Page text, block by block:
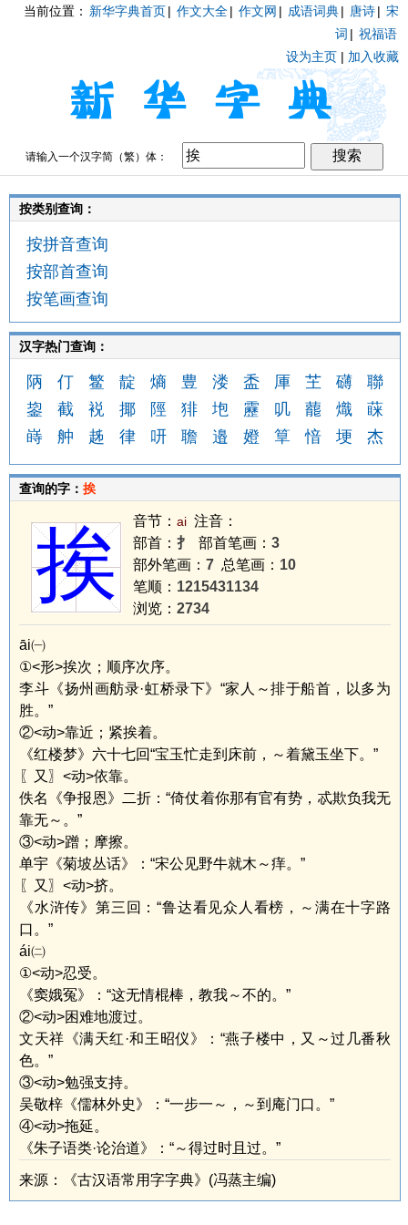
当前位置： 新华字典首页| 作文大全| 作文网 | 成语词典| 唐诗| 宋
词 | 祝福语
设为主页 | 加入收藏
请输入一个汉字简（繁）体：
按类别查询：
按拼音查询
按部首查询
按笔画查询
汉字热门查询：
陃 仃 鳘 靛 熵 豊 溇 盉 厙 芏 礴
聯
鋆
截 裞 揶 陘 猅 垉 靂 叽 藣 熾
蔝
嵵
舯 趀 律 咞 聸 邉 嬁 筸 愔 埂 杰
查询的字： 挨
挨 音节： ai 注音：
部首： 扌 部首笔画： 3
部外笔画： 7 总笔画： 10
笔顺： 1215431134
浏览： 2734
āi㈠
①<形>挨次；顺序次序。
李斗《扬州画舫录·虹桥录下》“家人～排于船首，以多为
胜。”
②<动>靠近；紧挨着。
《红楼梦》六十七回“宝玉忙走到床前，～着黛玉坐下。”
〖又〗<动>依靠。
佚名《争报恩》二折：“倚仗着你那有官有势，忒欺负我无
靠无～。”
③<动>蹭；摩擦。
单宇《菊坡丛话》：“宋公见野牛就木～痒。”
〖又〗<动>挤。
《水浒传》第三回：“鲁达看见众人看榜，～满在十字路
口。”
ái㈡
①<动>忍受。
《窦娥冤》：“这无情棍棒，教我～不的。”
②<动>困难地渡过。
文天祥《满天红·和王昭仪》：“燕子楼中，又～过几番秋
色。”
③<动>勉强支持。
吴敬梓《儒林外史》：“一步一～，～到庵门口。”
④<动>拖延。
《朱子语类·论治道》：“～得过时且过。”
来源：《古汉语常用字字典》(冯蒸主编)